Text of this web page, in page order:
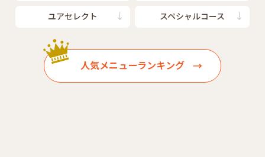
ユアセレクト スペシャルコース
人気メニューランキング